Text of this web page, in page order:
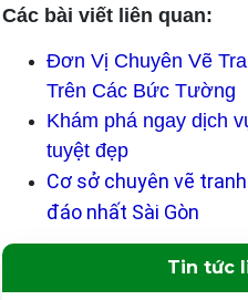
Các bài viết liên quan:
Đơn Vị Chuyên Vẽ
Trên Các Bức Tường
Khám phá ngay dịch
tuyệt đẹp
Cơ sở chuyên vẽ
đáo nhất Sài Gòn
Tin tức